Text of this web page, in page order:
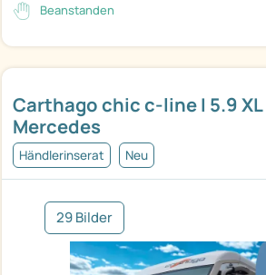
Carthago chic c-line I 5.9 XL
Mercedes
Händlerinserat Neu
29 Bilder
Beanstanden